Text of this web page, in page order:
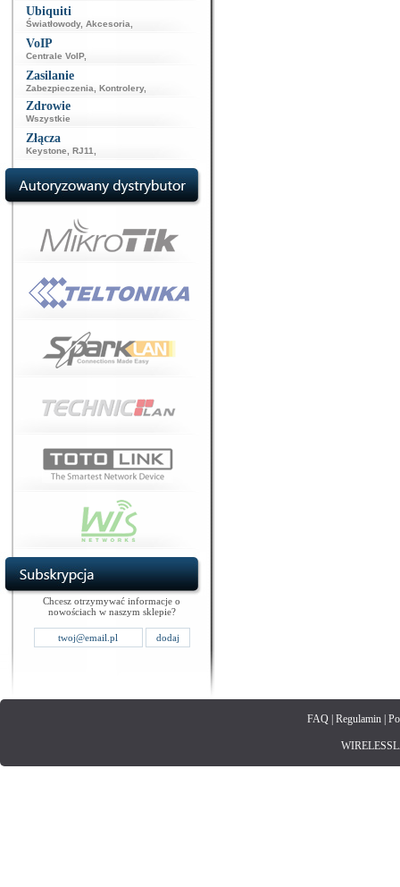
Ubiquiti
Światłowody, Akcesoria
VoIP
Centrale VoIP,
Zasilanie
Zabezpieczenia Kontrolery,
Zdrowie
Wszystkie
Złącza
Keystone RJ11
Chcesz otrzymywać informacje o
nowościach w naszym sklepie?
FAQ| Regulamin|